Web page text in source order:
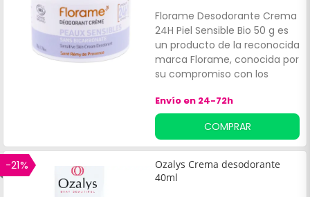
Florame Desodorante Crema
24H Piel Sensible Bio 50 g es
un producto de la reconocida
marca Florame, conocida por
su compromiso con los
biológicos. Este desodorante
en crema ha sido diseñado
específicamente para las
pieles sensibles, ofreciendo
una opción suave y efectiva.
Envío en 24-72h
COMPRAR
-21%
Ozalys Crema desodorante
40ml